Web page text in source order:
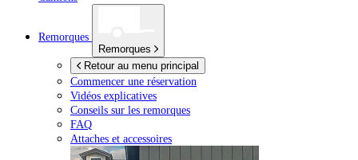
Remorques
Remorques
Retour au menu principal
Commencer une réservation
Vidéos explicatives
Conseils sur les remorques
FAQ
Attaches et accessoires